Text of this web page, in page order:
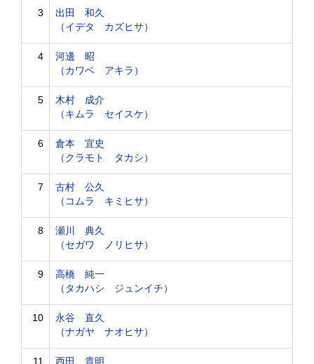
3
出田 和久
（イデタ カズヒサ）
4
河邊 昭
（カワベ アキラ）
5
木村 成介
（キムラ セイスケ）
6
倉本 宜史
（クラモト タカシ）
7
古村 公久
（コムラ キミヒサ）
8
瀬川 典久
（セガワ ノリヒサ）
9
高橋 純一
（タカハシ ジュンイチ）
10
永谷 直久
（ナガヤ ナオヒサ）
11
西田 貴明